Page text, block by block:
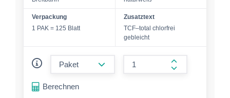
Verpackung
1 PAK = 125 Blatt
Zusatztext
TCF–total chlorfrei
gebleicht
form.increase-
Berechnen